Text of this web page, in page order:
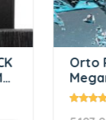
Orto
ml